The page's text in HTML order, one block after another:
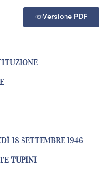
Versione PDF
18 SETTEMBRE 1946
TUPINI